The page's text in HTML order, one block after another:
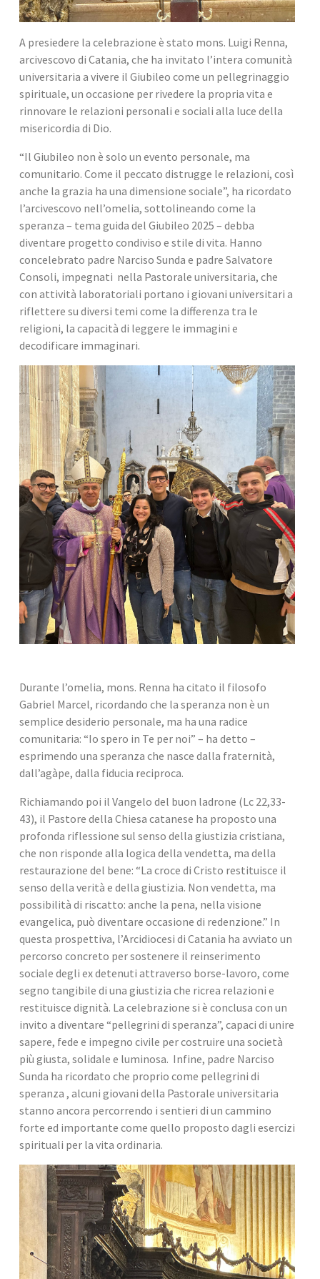
A presiedere la celebrazione è stato mons. Luigi Renna,
arcivescovo di Catania, che ha invitato l’intera comunità
universitaria a vivere il Giubileo come un pellegrinaggio
spirituale, un occasione per rivedere la propria vita e
rinnovare le relazioni personali e sociali alla luce della
misericordia di Dio.
“Il Giubileo non è solo un evento personale, ma
comunitario. Come il peccato distrugge le relazioni, così
anche la grazia ha una dimensione sociale”, ha ricordato
l’arcivescovo nell’omelia, sottolineando come la
speranza – tema guida del Giubileo 2025 – debba
diventare progetto condiviso e stile di vita. Hanno
concelebrato padre Narciso Sunda e padre Salvatore
Consoli, impegnati  nella Pastorale universitaria, che
con attività laboratoriali portano i giovani universitari a
riflettere su diversi temi come la differenza tra le
religioni, la capacità di leggere le immagini e
decodificare immaginari.
Durante l’omelia, mons. Renna ha citato il filosofo
Gabriel Marcel, ricordando che la speranza non è un
semplice desiderio personale, ma ha una radice
comunitaria: “Io spero in Te per noi” – ha detto –
esprimendo una speranza che nasce dalla fraternità,
dall’agàpe, dalla fiducia reciproca.
Richiamando poi il Vangelo del buon ladrone (Lc 22,33-
43), il Pastore della Chiesa catanese ha proposto una
profonda riflessione sul senso della giustizia cristiana,
che non risponde alla logica della vendetta, ma della
restaurazione del bene: “La croce di Cristo restituisce il
senso della verità e della giustizia. Non vendetta, ma
possibilità di riscatto: anche la pena, nella visione
evangelica, può diventare occasione di redenzione.” In
questa prospettiva, l’Arcidiocesi di Catania ha avviato un
percorso concreto per sostenere il reinserimento
sociale degli ex detenuti attraverso borse-lavoro, come
segno tangibile di una giustizia che ricrea relazioni e
restituisce dignità. La celebrazione si è conclusa con un
invito a diventare “pellegrini di speranza”, capaci di unire
sapere, fede e impegno civile per costruire una società
più giusta, solidale e luminosa.  Infine, padre Narciso
Sunda ha ricordato che proprio come pellegrini di
speranza , alcuni giovani della Pastorale universitaria
stanno ancora percorrendo i sentieri di un cammino
forte ed importante come quello proposto dagli esercizi
spirituali per la vita ordinaria.